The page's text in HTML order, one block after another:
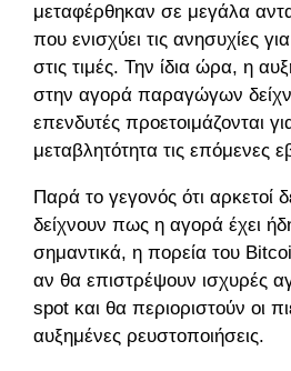
μεταφέρθηκαν σε μεγάλα
που ενισχύει τις ανησυχίες
στις τιμές. Την ίδια ώρα, η
στην αγορά παραγώγων
επενδυτές προετοιμάζονται
μεταβλητότητα τις επόμενες
Παρά το γεγονός ότι αρκετοί
δείχνουν πως η αγορά έχει
σημαντικά, η πορεία του
αν θα επιστρέψουν ισχυρές
spot και θα περιοριστούν οι
αυξημένες ρευστοποιήσεις.